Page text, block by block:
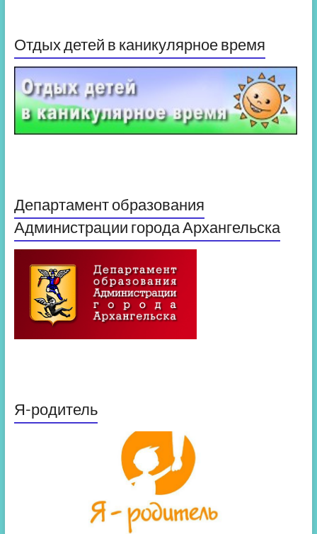
Отдых детей в каникулярное время
Департамент образования
Администрации города Архангельска
Я-родитель